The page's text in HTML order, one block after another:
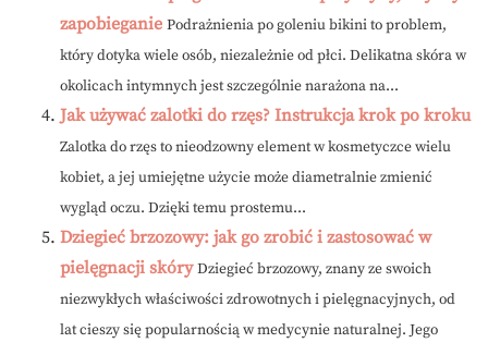
zapobieganie Podrażnienia po goleniu bikini to problem,
który dotyka wiele osób, niezależnie od płci. Delikatna skóra w
okolicach intymnych jest szczególnie narażona na...
Jak używać zalotki do rzęs? Instrukcja krok po kroku
Zalotka do rzęs to nieodzowny element w kosmetyczce wielu
kobiet, a jej umiejętne użycie może diametralnie zmienić
wygląd oczu. Dzięki temu prostemu...
Dziegieć brzozowy: jak go zrobić i zastosować w
pielęgnacji skóry Dziegieć brzozowy, znany ze swoich
niezwykłych właściwości zdrowotnych i pielęgnacyjnych, od
lat cieszy się popularnością w medycynie naturalnej. Jego